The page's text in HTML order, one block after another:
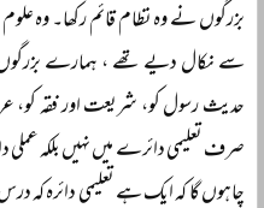
بزرگوں نے وہ نظام قائم رکھا۔ وہ
سے نکال دیے تھے ، ہمارے بزرگوں
حدیث رسول کو، شریعت اور فقہ کو،
صرف تعلیمی دائرے میں نہیں بلکہ
چاہوں گا کہ ایک ہے تعلیمی دائرہ کہ